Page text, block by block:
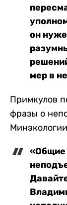
он
мер в
Примкулов
фразы о
«Общие